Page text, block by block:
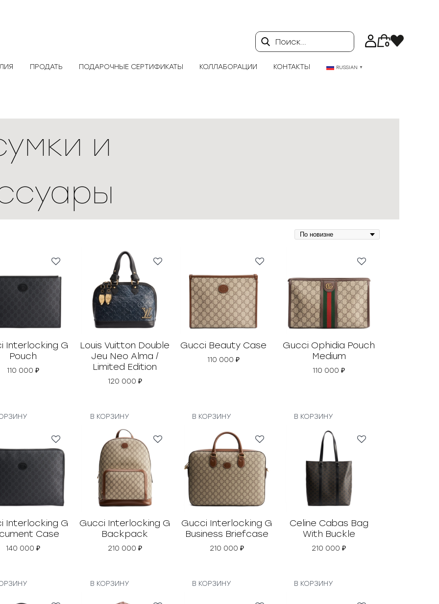
Поиск… 0
ПРОДАТЬ ПОДАРОЧНЫЕ СЕРТИФИКАТЫ КОЛЛАБОРАЦИИ КОНТАКТЫ RUSSIAN ▼
и
Interlocking G
Pouch
110 000 ₽
Louis Vuitton Double
Jeu Neo Alma /
Limited Edition
120 000 ₽
В КОРЗИНУ
Gucci Beauty Case
110 000 ₽
В КОРЗИНУ
Gucci Ophidia Pouch
Medium
110 000₽
В КОРЗИНУ
Interlocking G
Case
140 000 ₽
Gucci Interlocking G
Backpack
210 000 ₽
В КОРЗИНУ
Gucci Interlocking G
Business Briefcase
210 000₽
В КОРЗИНУ
Celine Cabas Bag
With Buckle
210 000₽
В КОРЗИНУ